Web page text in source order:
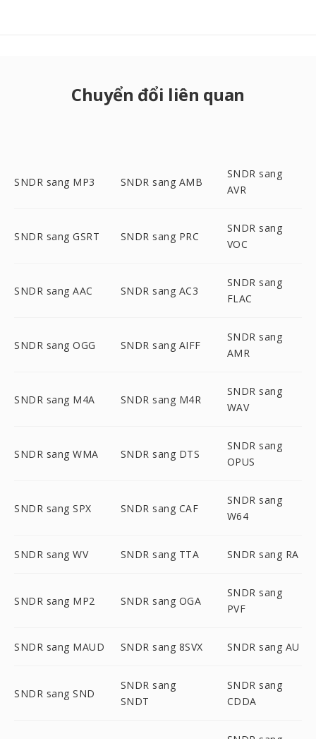
Chuyển đổi liên quan
SNDR sang MP3 SNDR sang AMB
SNDR sang
AVR
SNDR sang GSRT SNDR sang PRC
SNDR sang
VOC
SNDR sang AAC SNDR sang AC3
SNDR sang
FLAC
SNDR sang OGG SNDR sang AIFF
SNDR sang
AMR
SNDR sang M4A SNDR sang M4R
SNDR sang
WAV
SNDR sang WMA SNDR sang DTS
SNDR sang
OPUS
SNDR sang SPX SNDR sang CAF
SNDR sang
W64
SNDR sang WV SNDR sang TTA SNDR sang RA
SNDR sang MP2 SNDR sang OGA
SNDR sang
PVF
SNDR sang MAUD SNDR sang 8SVX SNDR sang AU
SNDR sang SND
SNDR sang
SNDT
SNDR sang
CDDA